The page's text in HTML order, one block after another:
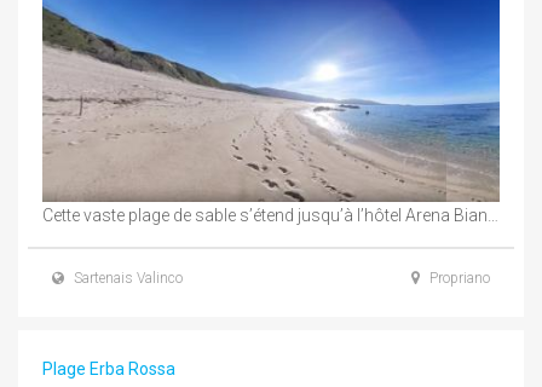
Cette vaste plage de sable s’étend jusqu’à l’hôtel Arena Bianca où l’on trouve quelques petites ...
Sartenais Valinco Propriano
Plage Erba Rossa